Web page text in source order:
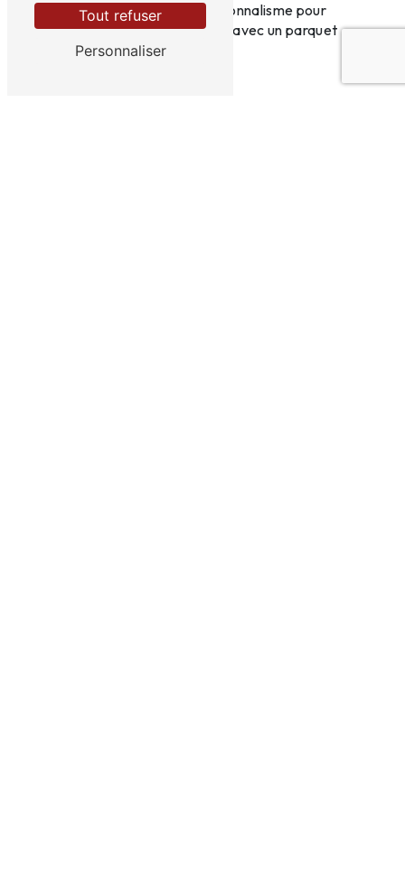
expertise et à notre professionnalisme pour
sublimer votre espace de vie avec un parquet
élégant et durable.
Tout refuser
Personnaliser